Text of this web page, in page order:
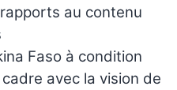
au contenu
Faso à condition
avec la vision de